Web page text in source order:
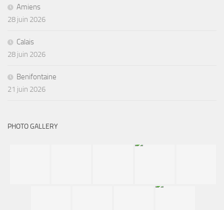
Amiens
28 juin 2026
Calais
28 juin 2026
Benifontaine
21 juin 2026
PHOTO GALLERY